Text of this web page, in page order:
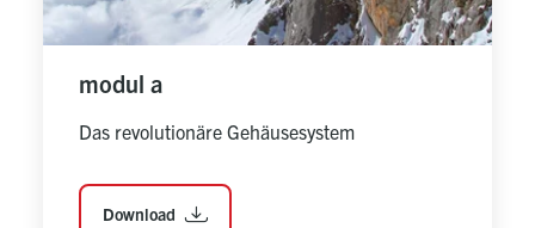
modul a
Das revolutionäre Gehäusesystem
Download